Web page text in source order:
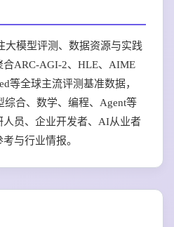
大模型评测、数据资源与实践
ARC-AGI-2、HLE、AIME
等全球主流评测基准数据，
综合、数学、编程、Agent等
人员、企业开发者、AI从业者
与行业情报。